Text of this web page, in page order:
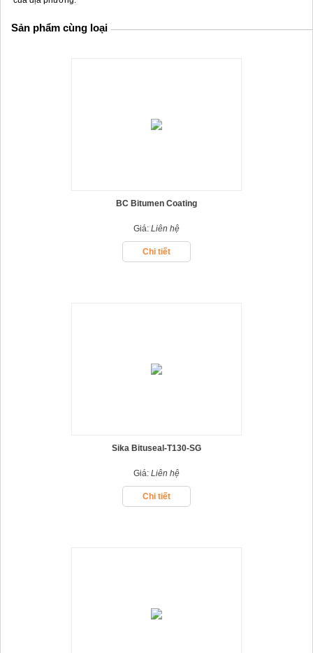
Sản phẩm cùng loại
BC Bitumen Coating
Giá: Liên hệ
Chi tiết
Sika Bituseal-T130-SG
Giá: Liên hệ
Chi tiết